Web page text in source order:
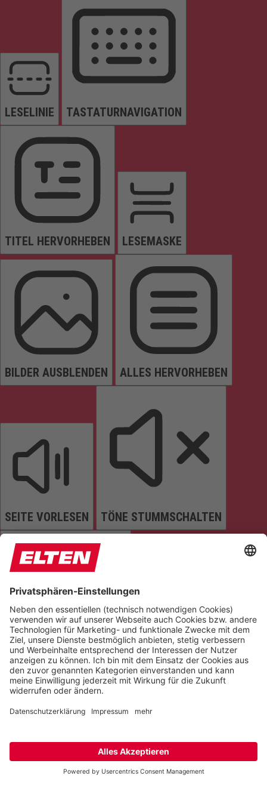
LESELINIE TASTATURNAVIGATION
TITEL HERVORHEBEN LESEMASKE
BILDER AUSBLENDEN ALLES HERVORHEBEN
SEITE VORLESEN TÖNE STUMMSCHALTEN
ANIMATIONEN STOPPEN
Einstellungen zurücksetzen